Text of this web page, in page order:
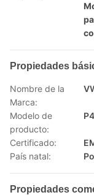
Propiedades
Nombre de la
Marca:
Modelo de
producto:
P4
Certificado:
País natal:
Propiedades